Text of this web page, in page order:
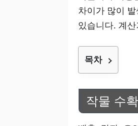
차이가 많이
있습니다. 계
목차
작물 수